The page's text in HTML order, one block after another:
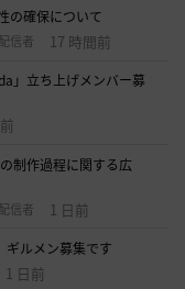
の確保について
信者 17 時間前
」立ち上げメンバー募
制作過程に関する広
信者 1 日前
ギルメン募集です
1 日前